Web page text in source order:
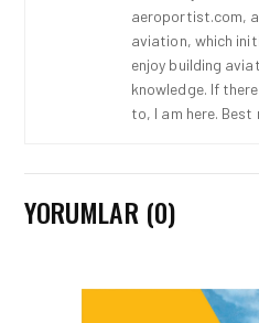
aeroportist.com,
aviation, which
enjoy building
knowledge. If
to, I am here.
YORUMLAR (0)